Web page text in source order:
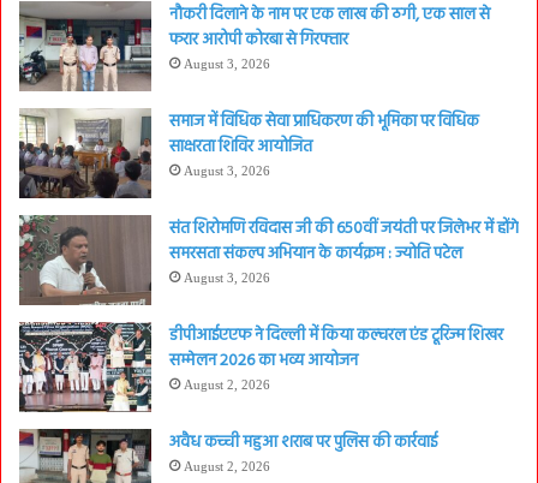
नौकरी दिलाने के नाम पर एक लाख की ठगी, एक साल से
फरार आरोपी कोरबा से गिरफ्तार
August 3, 2026
समाज में विधिक सेवा प्राधिकरण की भूमिका पर विधिक
साक्षरता शिविर आयोजित
August 3, 2026
संत शिरोमणि रविदास जी की 650वीं जयंती पर जिलेभर में होंगे
समरसता संकल्प अभियान के कार्यक्रम : ज्योति पटेल
August 3, 2026
डीपीआईएएफ ने दिल्ली में किया कल्चरल एंड टूरिज्म शिखर
सम्मेलन 2026 का भव्य आयोजन
August 2, 2026
अवैध कच्ची महुआ शराब पर पुलिस की कार्रवाई
August 2, 2026